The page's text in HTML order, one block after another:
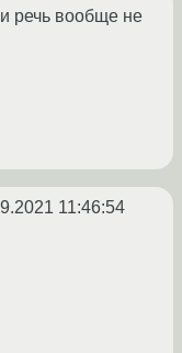
речь вообще не
11:46:54